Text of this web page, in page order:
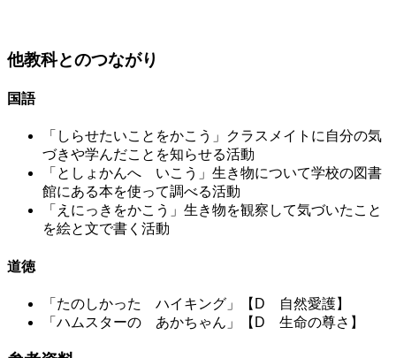
他教科とのつながり
国語
「しらせたいことをかこう」クラスメイトに自分の気
づきや学んだことを知らせる活動
「としょかんへ いこう」生き物について学校の図書
館にある本を使って調べる活動
「えにっきをかこう」生き物を観察して気づいたこと
を絵と文で書く活動
道徳
「たのしかった ハイキング」【D 自然愛護】
「ハムスターの あかちゃん」【D 生命の尊さ】